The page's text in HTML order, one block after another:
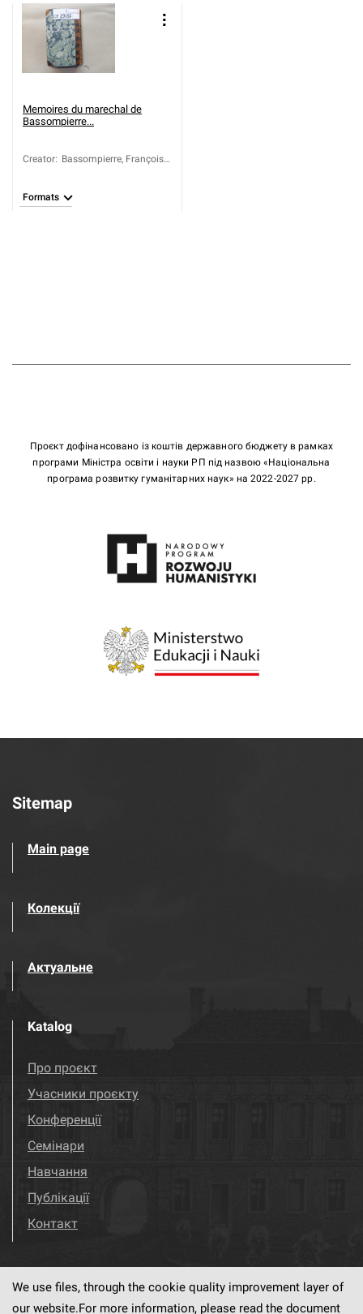
Memoires du marechal de
Bassompierre...
Creator: Bassompierre, François
Formats
Проєкт дофінансовано із коштів державного бюджету в рамках
програми Міністра освіти і науки РП під назвою «Національна
програма розвитку гуманітарних наук» на 2022-2027 рр.
Sitemap
Main page
Колекції
Актуальне
Katalog
Про проєкт
Учасники проєкту
Конференції
Семінари
Навчання
Публікації
Контакт
Visit us! Facebook
We use files, through the cookie quality improvement layer of
our website.For more information, please read the document